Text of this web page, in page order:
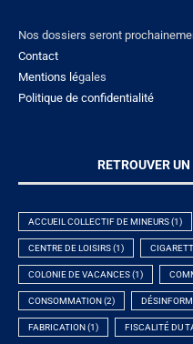
Nos dossiers seront
Contact
Mentions légales
Politique de confidentialité
RETROUVER
ACCUEIL COLLECTIF DE MINEURS(1)
CENTRE DE LOISIRS(1)
COLONIE DE VACANCES(1)
CONSOMMATION (2)
FABRICATION (1) FISCALITÉ DU